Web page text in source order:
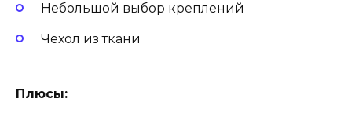
Небольшой выбор креплений
Чехол из ткани
Плюсы: